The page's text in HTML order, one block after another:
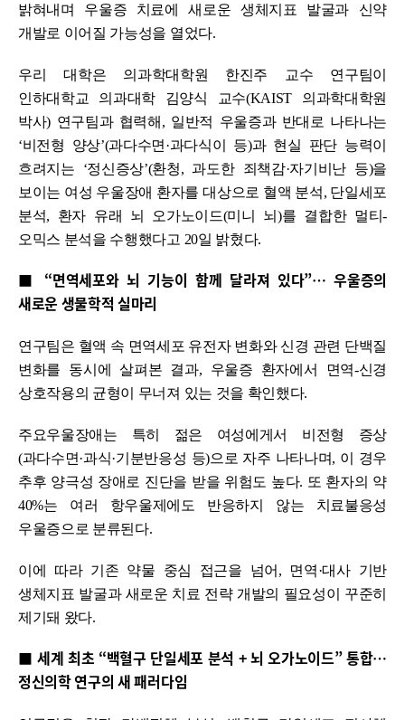
밝혀내며 우울증 치료에 새로운 생체지표 발굴과 신약
개발로 이어질 가능성을 열었다.
우리 대학은 의과학대학원 한진주 교수 연구팀이
인하대학교 의과대학 김양식 교수(KAIST 의과학대학원
박사) 연구팀과 협력해, 일반적 우울증과 반대로 나타나는
‘비전형 양상’(과다수면·과다식이 등)과 현실 판단 능력이
흐려지는 ‘정신증상’(환청, 과도한 죄책감·자기비난 등)을
보이는 여성 우울장애 환자를 대상으로 혈액 분석, 단일세포
분석, 환자 유래 뇌 오가노이드(미니 뇌)를 결합한 멀티-
오믹스 분석을 수행했다고 20일 밝혔다.
■ “면역세포와 뇌 기능이 함께 달라져 있다”… 우울증의
새로운 생물학적 실마리
연구팀은 혈액 속 면역세포 유전자 변화와 신경 관련 단백질
변화를 동시에 살펴본 결과, 우울증 환자에서 면역-신경
상호작용의 균형이 무너져 있는 것을 확인했다.
주요우울장애는 특히 젊은 여성에게서 비전형 증상
(과다수면·과식·기분반응성 등)으로 자주 나타나며, 이 경우
추후 양극성 장애로 진단을 받을 위험도 높다. 또 환자의 약
40%는 여러 항우울제에도 반응하지 않는 치료불응성
우울증으로 분류된다.
이에 따라 기존 약물 중심 접근을 넘어, 면역·대사 기반
생체지표 발굴과 새로운 치료 전략 개발의 필요성이 꾸준히
제기돼 왔다.
■ 세계 최초 “백혈구 단일세포 분석 + 뇌 오가노이드” 통합…
정신의학 연구의 새 패러다임